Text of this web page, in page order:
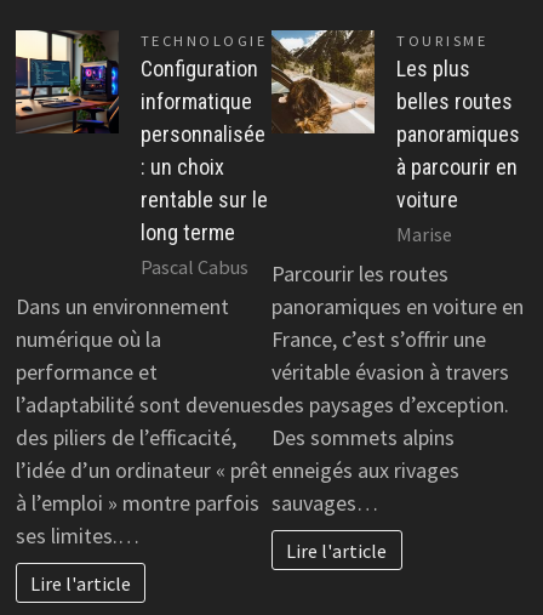
TECHNOLOGIE
Configuration
informatique
personnalisée
: un choix
rentable sur le
long terme
Pascal Cabus
Dans un environnement
numérique où la
performance et
l’adaptabilité sont devenues
des piliers de l’efficacité,
l’idée d’un ordinateur « prêt
à l’emploi » montre parfois
ses limites.…
Lire l'article
TOURISME
Les plus
belles routes
panoramiques
à parcourir en
voiture
Marise
Parcourir les routes
panoramiques en voiture en
France, c’est s’offrir une
véritable évasion à travers
des paysages d’exception.
Des sommets alpins
enneigés aux rivages
sauvages…
Lire l'article